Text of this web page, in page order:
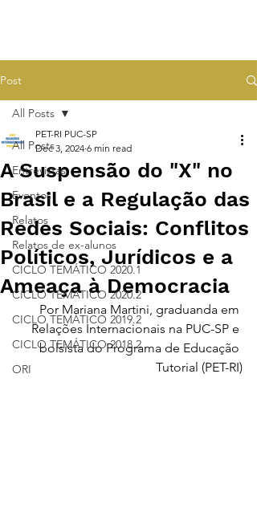
Post
All Posts
Entrevistas
Eventos
Relatos
Relatos de ex-alunos
CICLO TEMÁTICO 2020.1
CICLO TEMÁTICO 2020.2
CICLO TEMÁTICO 2019.2
CICLO TEMÁTICO 2018.2
ORI
All Posts
A Suspensão do "X" no
Brasil e a Regulação das
Redes Sociais: Conflitos
Políticos, Jurídicos e a
Ameaça à Democracia
PET-RI PUC-SP
Dec 3, 2024 6 min read
Por Mariana Martini, graduanda em
Relações Internacionais na PUC-SP e
bolsista do Programa de Educação
Tutorial (PET-RI)